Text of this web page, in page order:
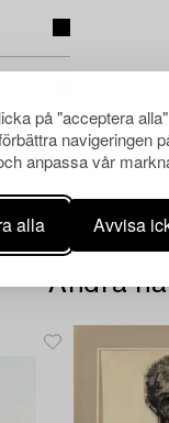
på "acceptera
navigeringen
anpassa vår
alla Avvisa
Andra